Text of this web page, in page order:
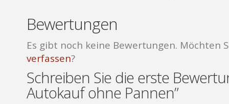
Bewertungen
Es gibt noch keine Bewertungen. Möchten
verfassen?
Schreiben Sie die erste
Autokauf ohne Pannen”